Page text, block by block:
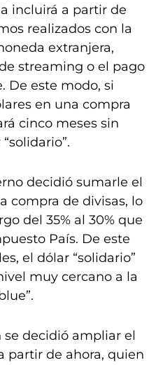
incluirá a partir de
realizados con la
extranjera,
streaming o el pago
De este modo, si
en una compra
cinco meses sin
decidió sumarle el
compra de divisas, lo
del 35% al 30% que
País. De este
el dólar “solidario”
muy cercano a la
decidió ampliar el
partir de ahora, quien